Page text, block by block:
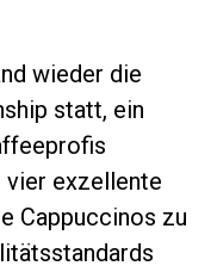
wieder die
statt, ein
vier exzellente
Cappuccinos zu